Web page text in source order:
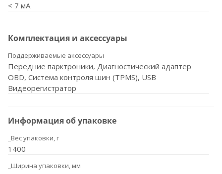
< 7 мА
Комплектация и аксессуары
Поддерживаемые аксессуары
Передние парктроники, Диагностический адаптер
OBD, Система контроля шин (TPMS), USB
Видеорегистратор
Информация об упаковке
_Вес упаковки, г
1400
_Ширина упаковки, мм